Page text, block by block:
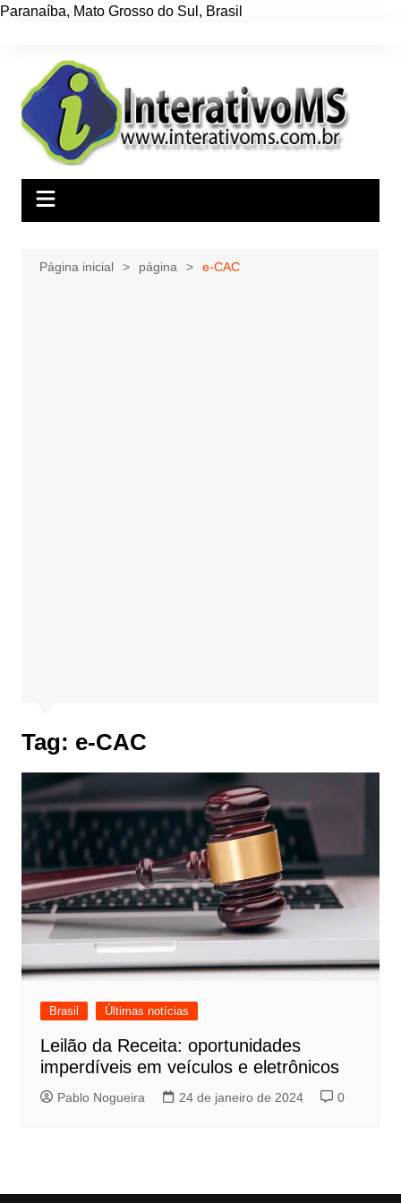
Paranaíba, Mato Grosso do Sul , Brasil
conteúdo
Página inicial página e-CAC
Tag: e-CAC
Brasil Últimas notícias
Leilão da Receita: oportunidades
imperdíveis em veículos e eletrônicos
Pablo Nogueira 24 de janeiro de 2024 0